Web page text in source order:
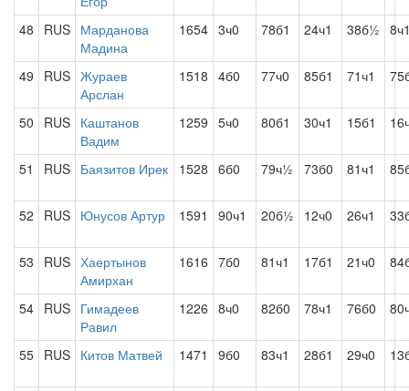
48
RUS Марданова
Мадина
1654 3ч0 78б1 24ч1 38б½
49 RUS Жураев
Арслан
1518 4б0 77ч0 85б1 71ч1
50 RUS Каштанов
Вадим
1259 5ч0 80б1 30ч1 15б1
51 RUS Баязитов Ирек 1528 6б0 79ч½ 73б0 81ч1
52 RUS Юнусов Артур 1591 90ч1 20б½ 12ч0 26ч1
53 RUS Хаертынов
Амирхан
1616 7б0 81ч1 17б1 21ч0
54 RUS Гимадеев
Равил
1226 8ч0 82б0 78ч1 76б0
55 RUS Китов Матвей 1471 9б0 83ч1 28б1 29ч0